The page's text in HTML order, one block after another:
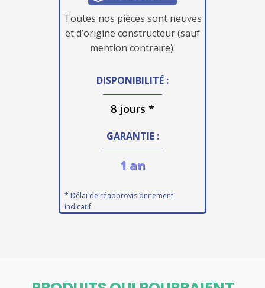
Toutes nos pièces sont neuves
et d’origine constructeur (sauf
mention contraire).
DISPONIBILITÉ :
8 jours *
GARANTIE :
1 an
* Délai de réapprovisionnement
indicatif